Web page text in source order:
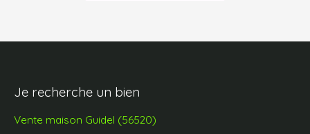
Je recherche un bien
Vente maison Guidel (56520)